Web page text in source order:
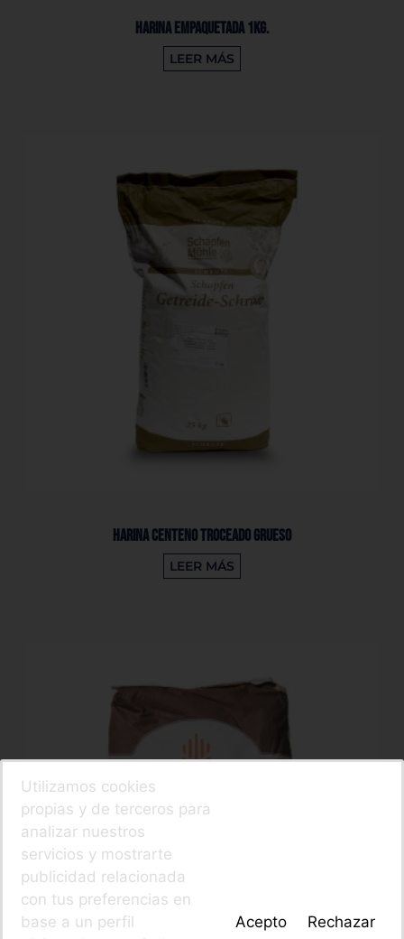
Harina Empaquetada 1Kg.
LEER MÁS
Harina Centeno Troceado Grueso
LEER MÁS
Utilizamos cookies
propias y de terceros para
analizar nuestros
servicios y mostrarte
publicidad relacionada
con tus preferencias en
base a un perfil
Acepto Rechazar